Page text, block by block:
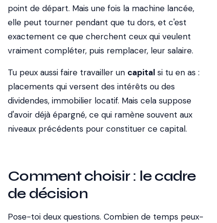
point de départ. Mais une fois la machine lancée,
elle peut tourner pendant que tu dors, et c'est
exactement ce que cherchent ceux qui veulent
vraiment compléter, puis remplacer, leur salaire.
Tu peux aussi faire travailler un capital si tu en as :
placements qui versent des intérêts ou des
dividendes, immobilier locatif. Mais cela suppose
d'avoir déjà épargné, ce qui ramène souvent aux
niveaux précédents pour constituer ce capital.
Comment choisir : le cadre
de décision
Pose-toi deux questions. Combien de temps peux-